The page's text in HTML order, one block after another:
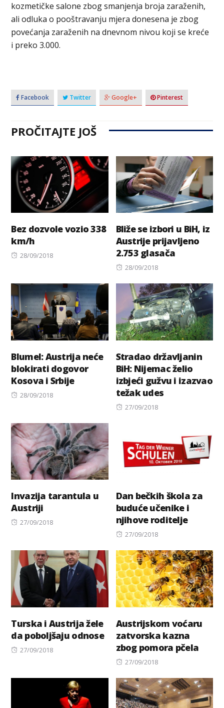
kozmetičke salone zbog smanjenja broja zaraženih,
ali odluka o pooštravanju mjera donesena je zbog
povećanja zaraženih na dnevnom nivou koji se kreće
i preko 3.000.
Facebook Twitter Google+ Pinterest
PROČITAJTE JOŠ
Bez dozvole vozio 338
km/h
Posted
28/09/2018
Bliže se izbori u BiH, iz
Austrije prijavljeno
2.753 glasača
Posted
28/09/2018
Blumel: Austrija neće
blokirati dogovor
Kosova i Srbije
Posted
28/09/2018
Stradao državljanin
BiH: Nijemac želio
izbjeći gužvu i izazvao
težak udes
Posted
27/09/2018
Invazija tarantula u
Austriji
Posted
27/09/2018
Dan bečkih škola za
buduće učenike i
njihove roditelje
Posted
27/09/2018
Turska i Austrija žele
da poboljšaju odnose
Posted
27/09/2018
Austrijskom voćaru
zatvorska kazna
zbog pomora pčela
Posted
27/09/2018